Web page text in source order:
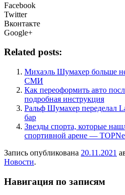
Facebook
Twitter
Вконтакте
Google+
Related posts:
Михаэль Шумахер больше
СМИ
Как переоформить авто
подробная инструкция
Ральф Шумахер переделал
бар
Звезды спорта, которые
спортивной арене —
Запись опубликована 20.11.2021
Новости.
Навигация по записям